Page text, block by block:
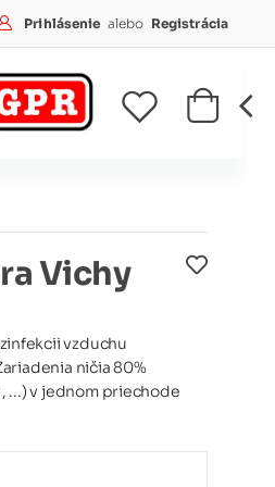
Prihlásenie
Prihlásenie alebo Registrácia
Vichy
vzduchu
ničia 80%
...) v jednom priechode